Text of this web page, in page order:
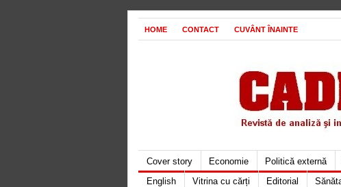
HOME CONTACT CUVÂNT ÎNAINTE
Cover story Economie Politică externă
English
Vitrina cu cărți Editorial